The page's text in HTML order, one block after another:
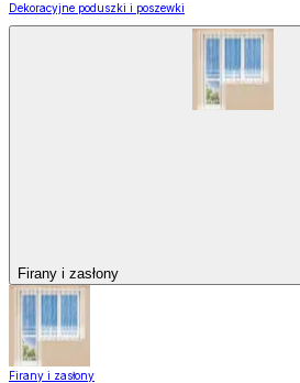
Dekoracyjne poduszki i poszewki
Firany i zasłony
Firany i zasłony